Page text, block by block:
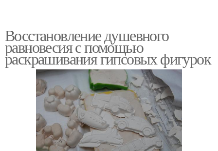
Восстановление душевного
равновесия с помощью
раскрашивания гипсовых фигурок